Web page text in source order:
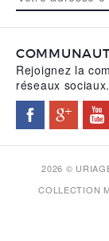
Rejoignez la
réseaux sociaux.
2026 ©
COLLECTION